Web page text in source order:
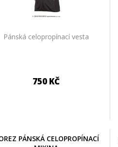
Pánská celopropínací vesta
750 KČ
PÁNSKÁ CELOPROPÍNACÍ